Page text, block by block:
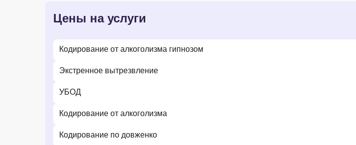
Цены на услуги
Кодирование от алкоголизма гипнозом
Экстренное вытрезвление
УБОД
Кодирование от алкоголизма
Кодирование по довженко